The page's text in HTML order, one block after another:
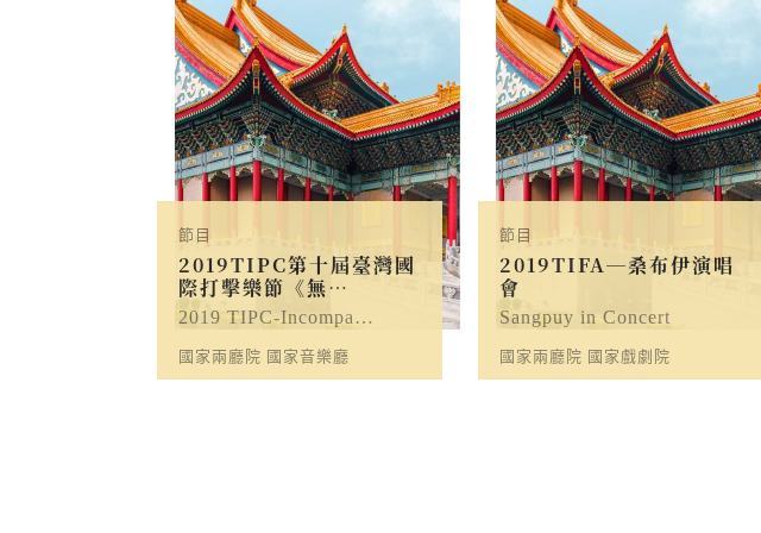
節目
2019TIPC第十屆臺灣國
際打擊樂節《無…
2019 TIPC-Incompa…
國家兩廳院 國家音樂廳
節目
2019TIFA─桑布伊演唱
會
Sangpuy in Concert
國家兩廳院 國家戲劇院